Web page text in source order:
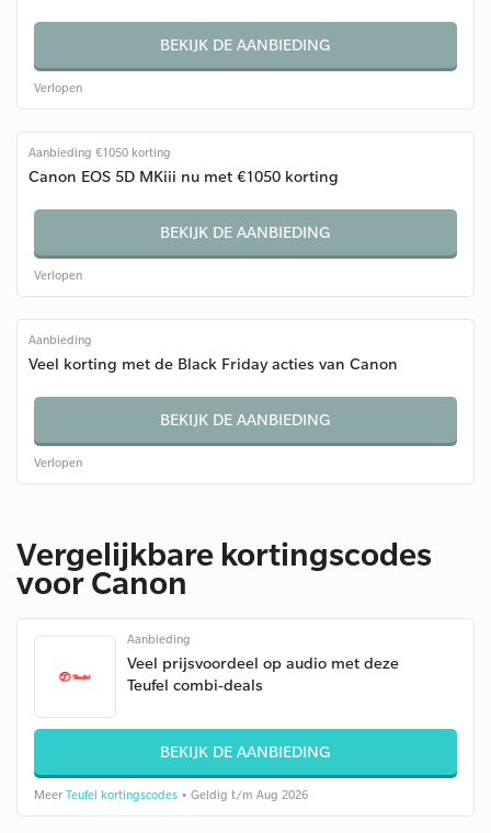
BEKIJK DE AANBIEDING
Verlopen
Aanbieding €1050 korting
Canon EOS 5D MKiii nu met €1050 korting
BEKIJK DE AANBIEDING
Verlopen
Aanbieding
Veel korting met de Black Friday acties van Canon
BEKIJK DE AANBIEDING
Verlopen
Vergelijkbare kortingscodes
voor Canon
Aanbieding
Veel prijsvoordeel op audio met deze
Teufel combi-deals
BEKIJK DE AANBIEDING
Meer Teufel kortingscodes • Geldig t/m Aug 2026